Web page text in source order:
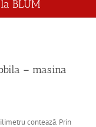
BLUM
– masina
contează. Prin